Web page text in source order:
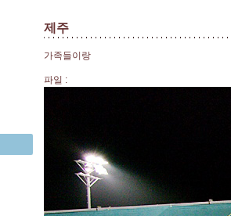
제주
가족들이랑
파일 :